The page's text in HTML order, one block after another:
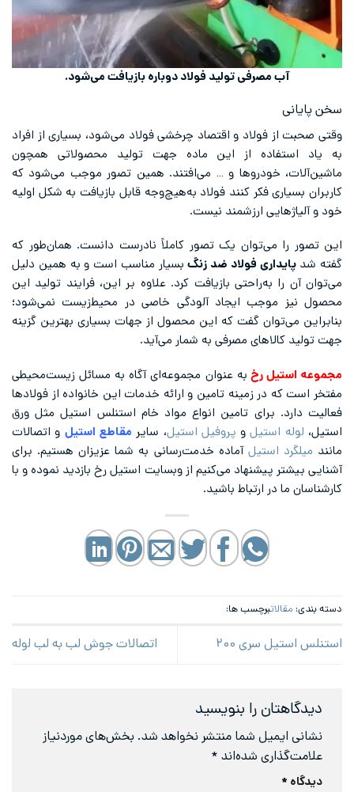
آب مصرفی تولید فولاد دوباره بازیافت می‌شود.
سخن پایانی
وقتی صحبت از فولاد و اقتصاد چرخشی فولاد می‌شود، بسیاری از افراد
به یاد استفاده از این ماده جهت تولید محصولاتی همچون
ماشین‌آلات، خودروها و … می‌افتند. همین تصور موجب می‌شود که
کاربران بسیاری فکر کنند فولاد به‌هیچ‌وجه قابل بازیافت به شکل اولیه
خود و آلیاژهایی ارزشمند نیست.
این تصور را می‌توان یک تصور کاملاً نادرست دانست. همان‌طور که
گفته شدپایداری فولاد ضد زنگبسیار مناسب است و به همین دلیل
می‌توان آن را به‌راحتی بازیافت کرد. علاوه بر این، فرایند تولید این
محصول نیز موجب ایجاد آلودگی خاصی در محیط‌زیست نمی‌شود؛
بنابراین می‌‌توان گفت که این محصول از جهات بسیاری بهترین گزینه
جهت تولید کالاهای مصرفی به شمار می‌آید.
مجموعه استیل رخ به عنوان مجموعه‌ای آگاه به مسائل زیست‌محیطی
مفتخر است که در زمینه تامین و ارائه خدمات این خانواده از فولادها
فعالیت دارد. برای تامین انواع مواد خام استنلس استیل مثل ورق
استیل، لوله استیلو پروفیل استیل، سایر مقاطع استیل و اتصالات
مانند میلگرد استیل آماده خدمت‌رسانی به شما عزیزان هستیم. برای
آشنایی بیشتر پیشنهاد می‌کنیم از وبسایت استیل رخ بازدید نموده و با
کارشناسان ما در ارتباط باشید.
دسته بندی: مقالاتبرچسب ها:
استنلس استیل سری ۲۰۰ اتصالات جوش لب به لب لوله
دیدگاهتان را بنویسید
نشانی ایمیل شما منتشر نخواهد شد. بخش‌های موردنیاز
علامت‌گذاری شده‌اند *
دیدگاه *